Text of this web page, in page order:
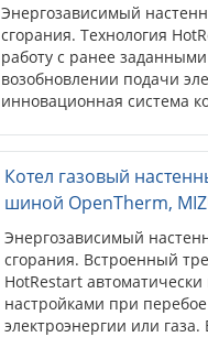
Энергозависимый
сгорания. Технология
работу с ранее
возобновлении подачи
инновационная система
(стандартный открытый
системах и обеспечивает
Котел газовый
шиной OpenTherm,
Энергозависимый
сгорания. Встроенный
HotRestart
настройками при
электроэнергии или